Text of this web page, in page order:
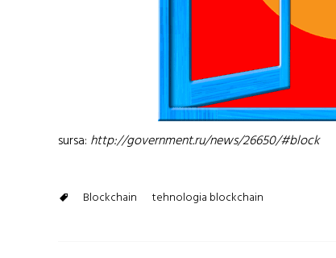
sursa: http://government.ru/news/26650/#block
Blockchain tehnologia blockchain